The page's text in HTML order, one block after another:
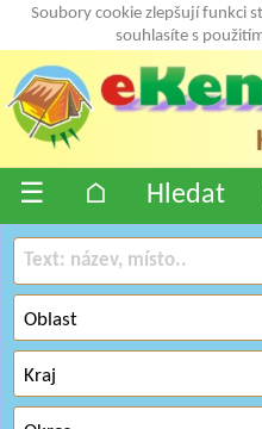
Soubory cookie zlepšují funkci
souhlasíte s
☰ ⌂ Hledat